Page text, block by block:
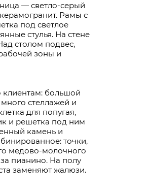
— светло-серый
Рамы с
под светлое
стулья. На стене
столом подвес,
зоны и
клиентам: большой
стеллажей и
для попугая,
и решетка под ним
камень и
точки,
медово-молочного
пианино. На полу
заменяют жалюзи.